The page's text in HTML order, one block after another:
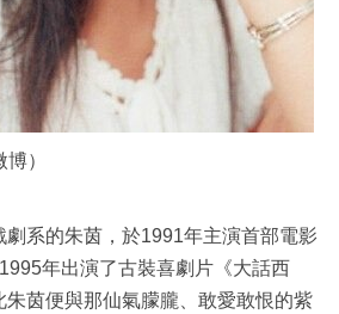
）
系的朱茵，於1991年主演首部電影
年出演了古裝喜劇片《大話西
茵便與那仙氣朦朧、敢愛敢恨的紫